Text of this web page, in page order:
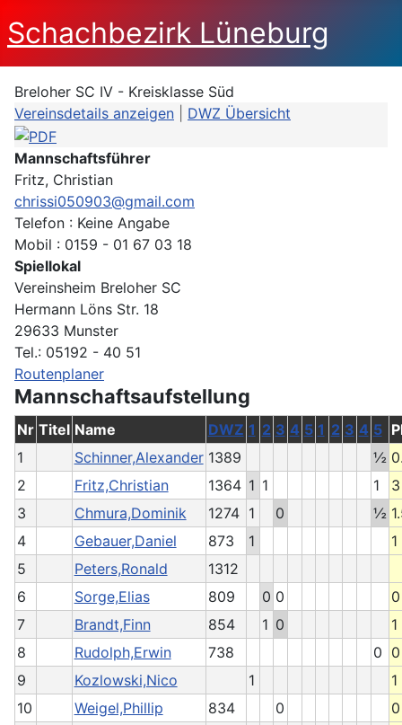
Schachbezirk Lüneburg
Breloher SC IV - Kreisklasse Süd
Vereinsdetails anzeigen
DWZ Übersicht
Mannschaftsführer
Fritz, Christian
chrissi050903@gmail.com
Telefon : Keine Angabe
Mobil : 0159 - 01 67 03 18
Spiellokal
Vereinsheim Breloher SC
Hermann Löns Str. 18
29633 Munster
Tel.: 05192 - 40 51
Routenplaner
Mannschaftsaufstellung
Nr Titel Name DWZ 1 2 3 4 5 1 2 3 4 5
1
Schinner,Alexander 1389 ½
2
Fritz,Christian 1364 1 1 1
3
3
Chmura,Dominik 1274 1 0 ½
4
Gebauer,Daniel 873 1
1
5
Peters,Ronald
1312
6
Sorge,Elias 809 0 0
0
7
Brandt,Finn 854 1 0
1
8
Rudolph,Erwin 738 0 0
9
Kozlowski,Nico 1
1
10
Weigel,Phillip 834 0
0